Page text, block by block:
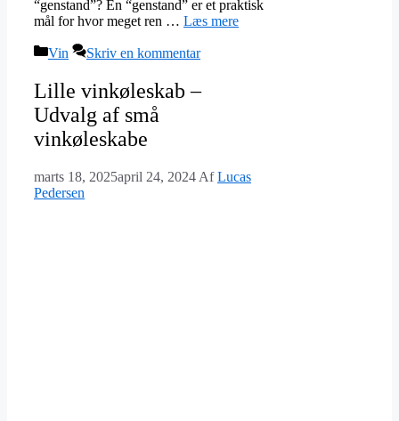
“genstand”? En “genstand” er et praktisk
mål for hvor meget ren … Læs mere
Kategorier
Vin Skriv en kommentar
Lille vinkøleskab –
Udvalg af små
vinkøleskabe
marts 18, 2025april 24, 2024 AfLucas
Pedersen